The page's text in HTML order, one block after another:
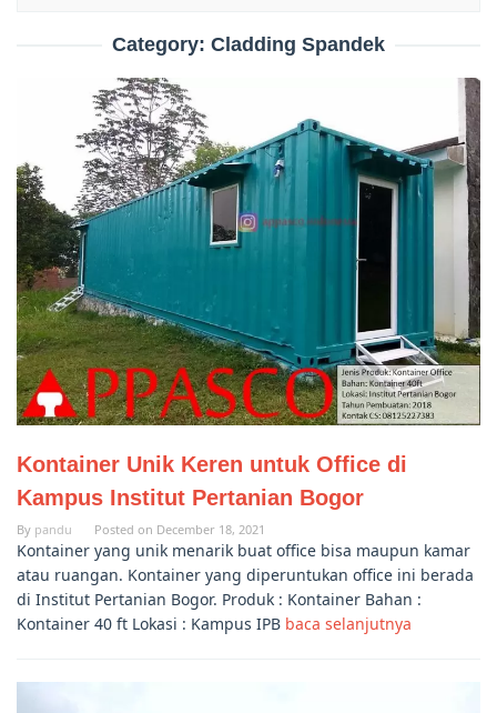
Category: Cladding Spandek
Kontainer Unik Keren untuk Office di
Kampus Institut Pertanian Bogor
By pandu Posted on December 18, 2021
Kontainer yang unik menarik buat office bisa maupun kamar
atau ruangan. Kontainer yang diperuntukan office ini berada
di Institut Pertanian Bogor. Produk : Kontainer Bahan :
Kontainer 40 ft Lokasi : Kampus IPB baca selanjutnya